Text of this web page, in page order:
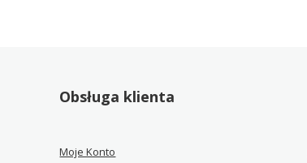
Obsługa klienta
Moje Konto